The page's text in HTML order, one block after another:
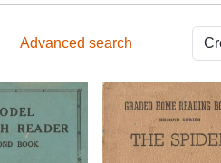
Advanced search